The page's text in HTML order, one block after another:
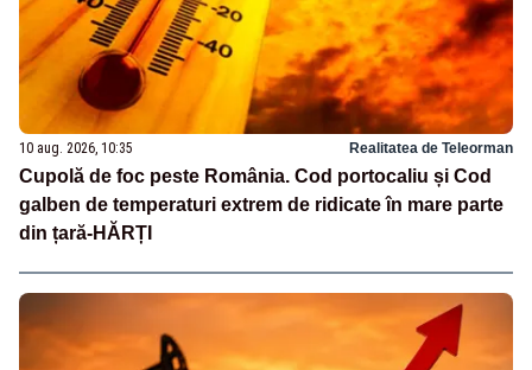
10 aug. 2026, 10:35 Realitatea de Teleorman
Cupolă de foc peste România. Cod portocaliu și Cod
galben de temperaturi extrem de ridicate în mare parte
din țară-HĂRȚI